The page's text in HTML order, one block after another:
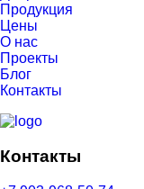
Продукция
Цены
О нас
Проекты
Блог
Контакты
Контакты